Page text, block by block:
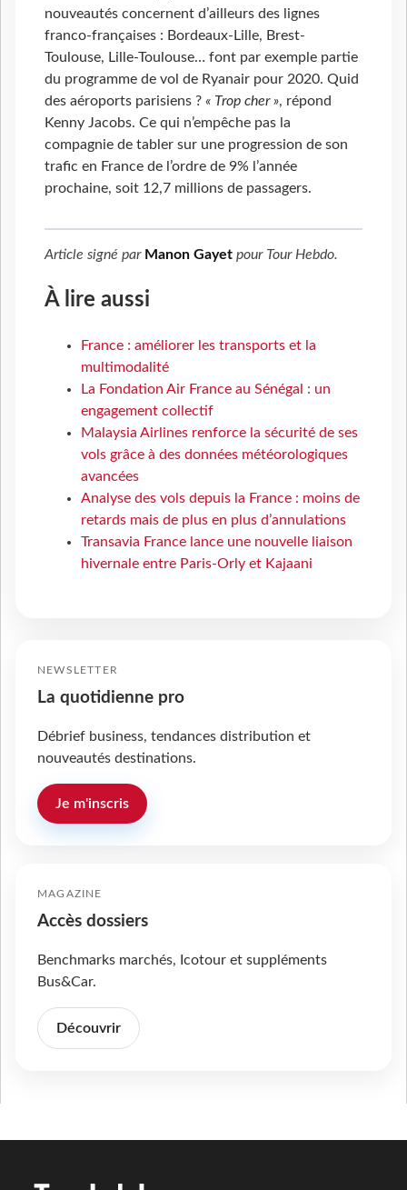
nouveautés concernent d’ailleurs des lignes
franco-françaises : Bordeaux-Lille, Brest-
Toulouse, Lille-Toulouse… font par exemple partie
du programme de vol de Ryanair pour 2020. Quid
des aéroports parisiens ? « Trop cher », répond
Kenny Jacobs. Ce qui n’empêche pas la
compagnie de tabler sur une progression de son
trafic en France de l’ordre de 9% l’année
prochaine, soit 12,7 millions de passagers.
Article signé par Manon Gayet pour Tour Hebdo.
À lire aussi
France : améliorer les transports et la
multimodalité
La Fondation Air France au Sénégal : un
engagement collectif
Malaysia Airlines renforce la sécurité de ses
vols grâce à des données météorologiques
avancées
Analyse des vols depuis la France : moins de
retards mais de plus en plus d’annulations
Transavia France lance une nouvelle liaison
hivernale entre Paris-Orly et Kajaani
NEWSLETTER
La quotidienne pro
Débrief business, tendances distribution et
nouveautés destinations.
Je m'inscris
MAGAZINE
Accès dossiers
Benchmarks marchés, Icotour et suppléments
Bus&Car.
Découvrir